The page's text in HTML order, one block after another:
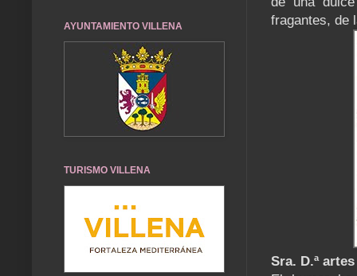
fragantes, de
Sra. D.ª
AYUNTAMIENTO VILLENA
TURISMO VILLENA